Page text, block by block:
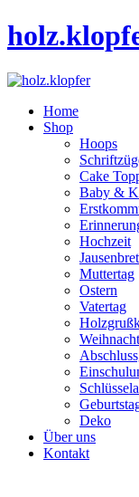
Home
Shop
Hoops
Cake
Baby &
Hochzeit
Muttertag
Ostern
Vatertag
Deko
Über uns
Kontakt